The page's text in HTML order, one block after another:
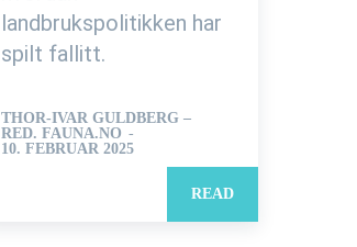
landbrukspolitikken har
spilt fallitt.
THOR-IVAR GULDBERG –
RED. FAUNA.NO -
10. FEBRUAR 2025
READ